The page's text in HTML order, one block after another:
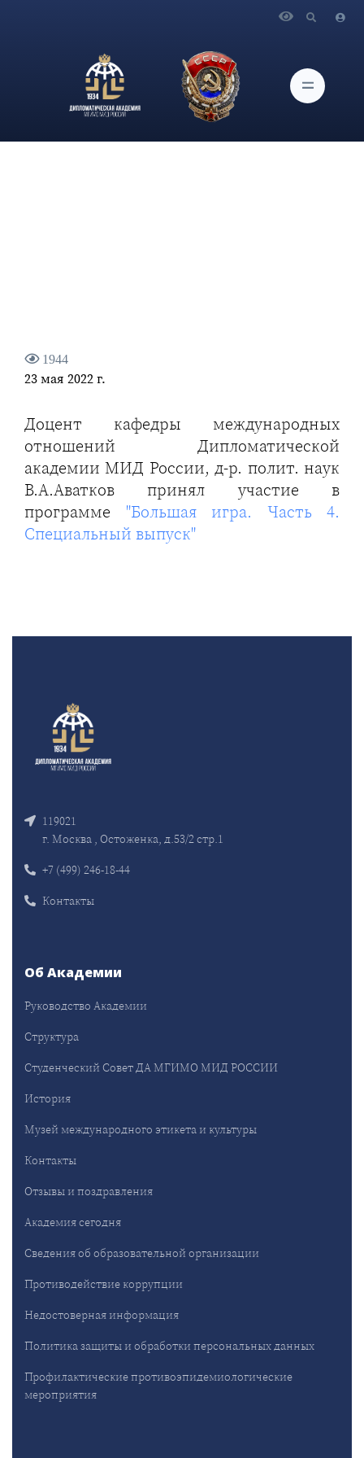
Дипломатической академии МИД России, д-р. полит. наук
В.А.Аватков принял участие в программе "Большая игра.
Часть 4. Специальный выпуск"
1944
23 мая 2022 г.
Доцент кафедры международных
отношений Дипломатической
академии МИД России, д-р. полит. наук
В.А.Аватков принял участие в
программе "Большая игра. Часть 4.
Специальный выпуск"
119021
г. Москва , Остоженка, д.53/2 стр.1
+7 (499) 246-18-44
Контакты
Об Академии
Руководство Академии
Структура
Студенческий Совет ДА МГИМО МИД РОССИИ
История
Музей международного этикета и культуры
Контакты
Отзывы и поздравления
Академия сегодня
Сведения об образовательной организации
Противодействие коррупции
Недостоверная информация
Политика защиты и обработки персональных данных
Профилактические противоэпидемиологические
мероприятия